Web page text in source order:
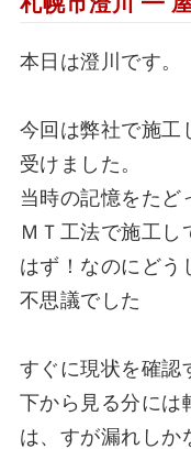
本日は澄川です。
今回は弊社で施工
受けました。
当時の記憶をたど
ＭＴ工法で施工し
はず！なのにどう
不思議でした
すぐに現状を確認
下から見る分には
は、すが漏れしか